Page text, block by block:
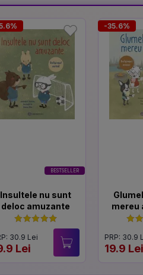
BESTSELLER
Insultele nu sunt
deloc amuzante
30.9 Lei
Lei
-35.6%
mereu
PRP: 30.9
19.9 Lei